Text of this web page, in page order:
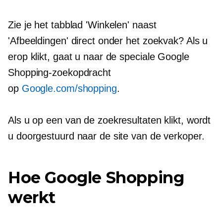
Zie je het tabblad 'Winkelen' naast
'Afbeeldingen' direct onder het zoekvak? Als u
erop klikt, gaat u naar de speciale Google
Shopping-zoekopdracht
op Google.com/shopping.
Als u op een van de zoekresultaten klikt, wordt
u doorgestuurd naar de site van de verkoper.
Hoe Google Shopping
werkt